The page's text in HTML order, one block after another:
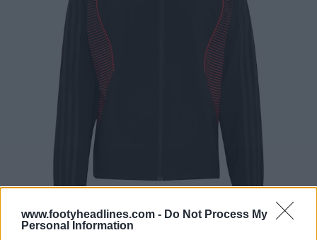
www.footyheadlines.com - Do Not Process My
Personal Information